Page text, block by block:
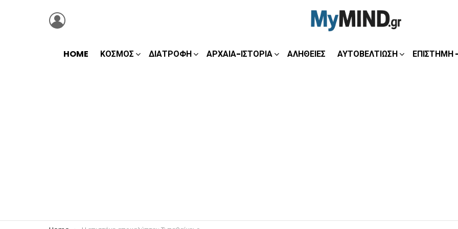
HOME ΚΌΣΜΟΣ ΔΙΑΤΡΟΦΉ ΑΡΧΑΊΑ-ΙΣΤΟΡΊΑ ΑΛΉΘΕΙΕΣ ΑΥΤΟΒΕΛΤΊΩΣΗ ΕΠΙΣΤΉΜΗ